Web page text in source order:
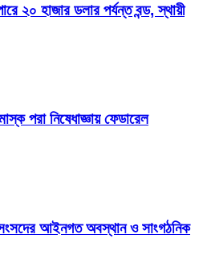
২০ হাজার ডলার পর্যন্ত বন্ড, স্থায়ী
পরা নিষেধাজ্ঞায় ফেডারেল
সংসদের আইনগত অবস্থান ও সাংগঠনিক